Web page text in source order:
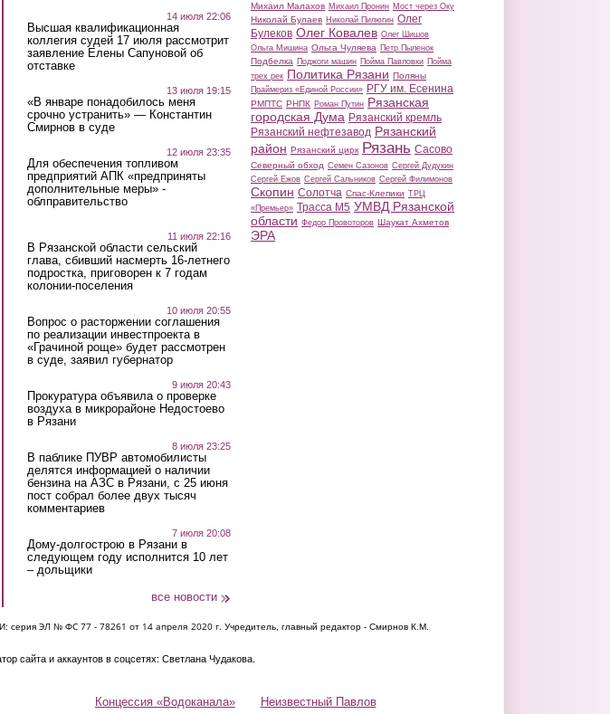
14 июля 22:06
Высшая квалификационная
коллегия судей 17 июля рассмотрит
заявление Елены Сапуновой об
отставке
13 июля 19:15
«В январе понадобилось меня
срочно устранить» — Константин
Смирнов в суде
12 июля 23:35
Для обеспечения топливом
предприятий АПК «предприняты
дополнительные меры» -
облправительство
11 июля 22:16
В Рязанской области сельский
глава, сбивший насмерть 16-летнего
подростка, приговорен к 7 годам
колонии-поселения
10 июля 20:55
Вопрос о расторжении соглашения
по реализации инвестпроекта в
«Грачиной роще» будет рассмотрен
в суде, заявил губернатор
9 июля 20:43
Прокуратура объявила о проверке
воздуха в микрорайоне Недостоево
в Рязани
8 июля 23:25
В паблике ПУВР автомобилисты
делятся информацией о наличии
бензина на АЗС в Рязани, с 25 июня
пост собрал более двух тысяч
комментариев
7 июля 20:08
Дому-долгострою в Рязани в
следующем году исполнится 10 лет
– дольщики
все новости
Михаил Малахов Михаил Пронин Мост через Оку
Николай Булаев Николай Пилюгин Олег
Булеков Олег Ковалев Олег Шишов
Ольга Мишина Ольга Чуляева Петр Пыленок
Подбелка Поджоги машин Пойма Павловки Пойма
трех рек Политика Рязани Поляны
Праймериз «Единой России» РГУ им. Есенина
РМПТС РНПК Роман Путин Рязанская
городская Дума Рязанский кремль
Рязанский нефтезавод Рязанский
район Рязанский цирк Рязань Сасово
Северный обход Семен Сазонов Сергей Дудукин
Сергей Ежов Сергей Сальников Сергей Филимонов
Скопин Солотча Спас-Клепики ТРЦ
«Премьер» Трасса М5 УМВД Рязанской
области Федор Провоторов Шаукат Ахметов
ЭРА
серия ЭЛ № ФС 77 - 78261 от 14 апреля 2020 г. Учредитель, главный редактор - Смирнов К.М.
сайта и аккаунтов в соцсетях: Светлана Чудакова.
Концессия «Водоканала» Неизвестный Павлов